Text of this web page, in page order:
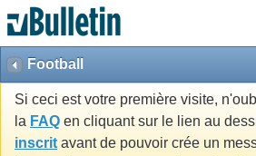
Football
Si ceci est votre première visite,
la FAQ en cliquant sur le lien au
inscrit avant de pouvoir crée un